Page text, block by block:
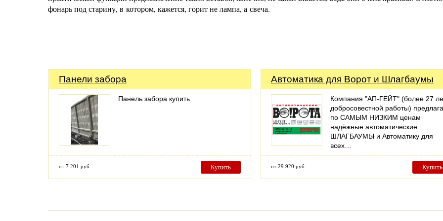
фонарь под старину, в котором, кажется, горит не лампа, а свеча.
Панели забора
Панель забора купить
от 7 201 руб Купить
Автоматика для Ворот и Шлагбаумы
Компания "АП-ГЕЙТ" (более 27
добросовестной работы)
по САМЫМ НИЗКИМ ценам
надёжные автоматические
ШЛАГБАУМЫ и Автоматику для
всех…
от 29 920 руб Купить